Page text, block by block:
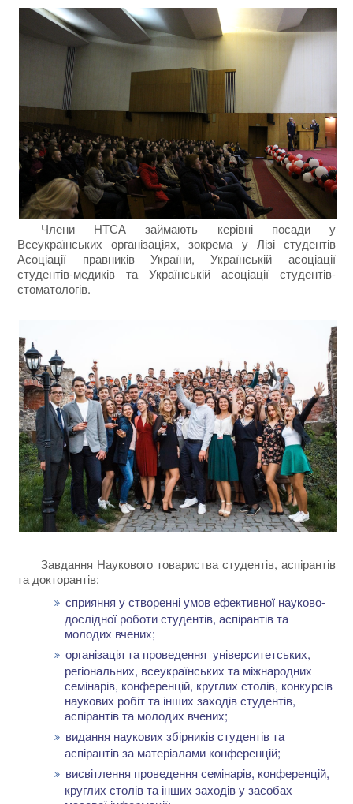
Члени НТСА займають керівні посади у
Всеукраїнських організаціях, зокрема у Лізі студентів
Асоціації правників України, Українській асоціації
студентів-медиків та Українській асоціації студентів-
стоматологів.
Завдання Наукового товариства студентів, аспірантів
та докторантів:
сприяння у створенні умов ефективної науково-
дослідної роботи студентів, аспірантів та
молодих вчених;
організація та проведення університетських,
регіональних, всеукраїнських та міжнародних
семінарів, конференцій, круглих столів, конкурсів
наукових робіт та інших заходів студентів,
аспірантів та молодих вчених;
видання наукових збірників студентів та
аспірантів за матеріалами конференцій;
висвітлення проведення семінарів, конференцій,
круглих столів та інших заходів у засобах